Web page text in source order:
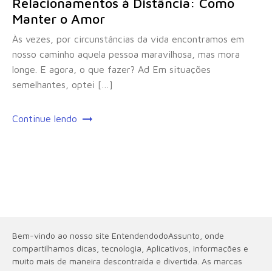
Relacionamentos à Distância: Como
Manter o Amor
Às vezes, por circunstâncias da vida encontramos em
nosso caminho aquela pessoa maravilhosa, mas mora
longe. E agora, o que fazer? Ad Em situações
semelhantes, optei […]
Continue lendo
Bem-vindo ao nosso site EntendendodoAssunto, onde
compartilhamos dicas, tecnologia, Aplicativos, informações e
muito mais de maneira descontraída e divertida. As marcas